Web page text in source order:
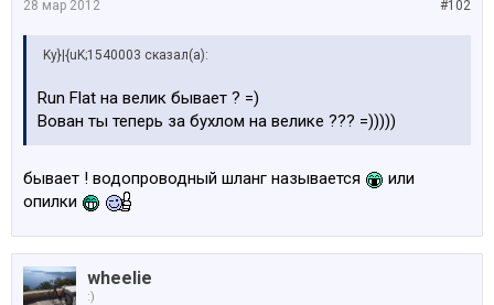
#102
28 мар 2012
Ky}|{uK;1540003 сказал(а):
Run Flat на велик бывает ? =)
Вован ты теперь за бухлом на велике ??? =)))))
бывает ! водопроводный шланг называется
или
опилки
wheelie
:)